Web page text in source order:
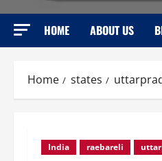
HOME ABOUT US
Home states
India raebareli